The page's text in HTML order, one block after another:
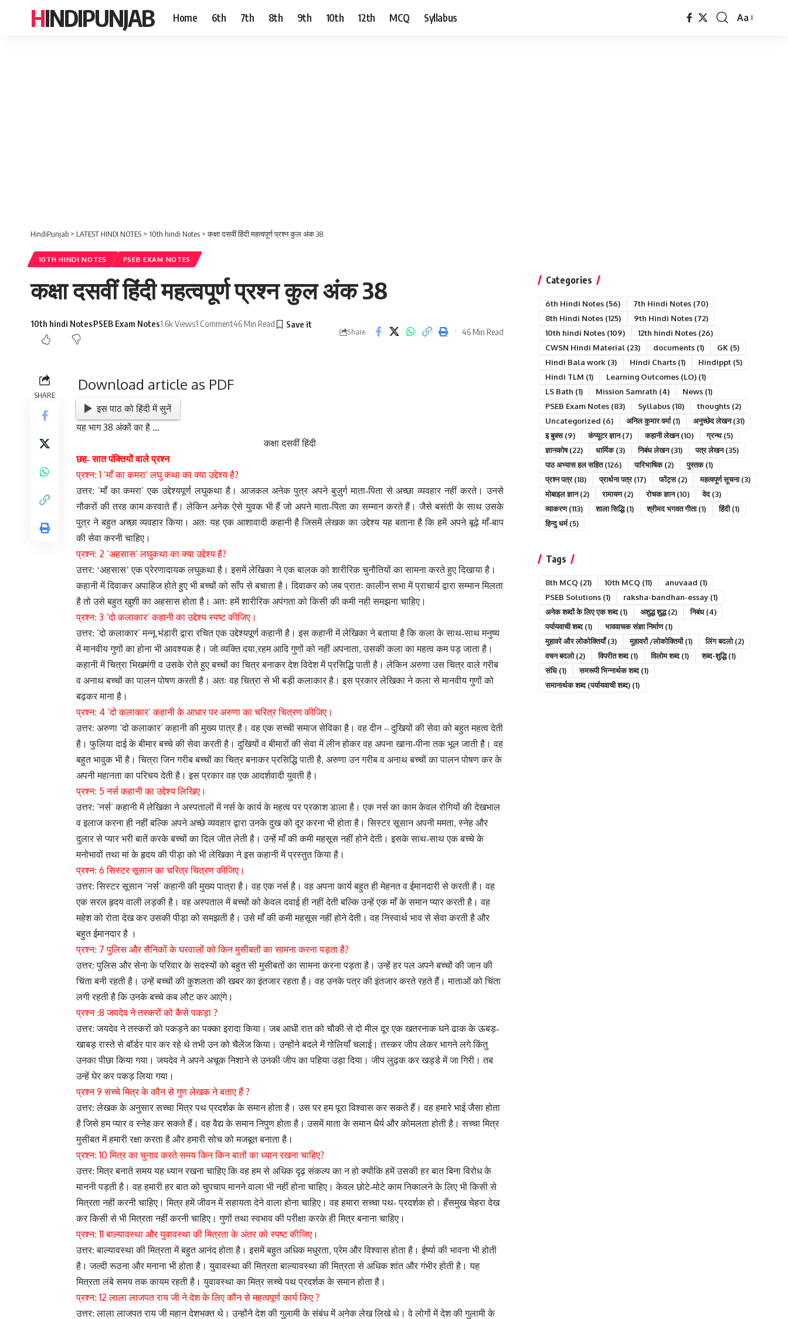
HINDIPUNJAB Home 6th 7th 8th 9th 10th 12th MCQ Syllabus
Font
Aa
HindiPunjab > LATEST HINDI NOTES > 10th hindi Notes >कक्षा दसवीं हिंदी महत्वपूर्ण प्रश्न कुल अंक 38
10TH HINDI NOTES PSEB EXAM NOTES
कक्षा दसवीं हिंदी महत्वपूर्ण प्रश्न कुल अंक 38
10th hindi NotesPSEB Exam Notes1.6k Views1 Comment46 Min Read
Share 46 Min Read
SHARE
Download article as PDF
इस पाठ को हिंदी में सुनें
यह भाग 38 अंकों का है …
कक्षा दसवीं हिंदी
छह- सात पंक्तियों वाले प्रश्न
प्रश्न:1 ‘माँ का कमरा‘लघु कथा का क्या उद्देश्य है?
उत्तर: ‘माँ का कमरा‘एक उद्देश्यपूर्ण लघुकथा है। आजकल अनेक पुत्र अपने बुज़ुर्ग माता-पिता से अच्छा व्यवहार नहीं करते। उनसे
नौकरों की तरह काम करवाते हैं। लेकिन अनेक ऐसे युवक भी हैं जो अपने माता-पिता का सम्मान करते हैं। जैसे बसंती के साथ उसके
पुत्र ने बहुत अच्छा व्यवहार किया। अतः यह एक आशावादी कहानी है जिसमें लेखक का उद्देश्य यह बताना है कि हमें अपने बूढ़े माँ-बाप
की सेवा करनी चाहिए।
प्रश्न: 2 ‘अहसास‘लघुकथा का क्या उद्देश्य है?
उत्तर: ‘अहसास’ एक प्रेरणादायक लघुकथा है। इसमें लेखिका ने एक बालक को शारीरिक चुनौतियों का सामना करते हुए दिखाया है।
कहानी में दिवाकर अपाहिज होते हुए भी बच्चों को साँप से बचाता है। दिवाकर को जब प्रातः कालीन सभा में प्राचार्य द्वारा सम्मान मिलता
है तो उसे बहुत खुशी का अहसास होता है। अतः हमें शारीरिक अपंगता को किसी की कमी नही समझना चाहिए।
प्रश्न: 3 ‘दो कलाकार‘कहानी का उद्देश्य स्पष्ट कीजिए।
उत्तर: ‘दो कलाकार‘मन्नू भंडारी द्वारा रचित एक उद्देश्यपूर्ण कहानी है। इस कहानी में लेखिका ने बताया है कि कला के साथ-साथ मनुष्य
में मानवीय गुणों का होना भी आवश्यक है। जो व्यक्ति दया,रहम आदि गुणों को नहीं अपनाता,उसकी कला का महत्व कम पड़ जाता है।
कहानी में चित्रा भिखमंगी व उसके रोते हुए बच्चों का चित्र बनाकर देश विदेश में प्रसिद्धि पाती है। लेकिन अरुणा उस चित्र वाले गरीब
व अनाथ बच्चों का पालन पोषण करती है। अतः वह चित्रा से भी बड़ी कलाकार है। इस प्रकार लेखिका ने कला से मानवीय गुणों को
बढ़कर माना है।
प्रश्न: 4 ‘दो कलाकार‘कहानी के आधार पर अरुणा का चरित्र चित्रण कीजिए।
उत्तर: अरुणा ‘दो कलाकार‘कहानी की मुख्य पात्र है। वह एक सच्ची समाज सेविका है। वह दीन – दुखियों की सेवा को बहुत महत्व देती
है। फुलिया दाई के बीमार बच्चे की सेवा करती है। दुखियों व बीमारों की सेवा में लीन होकर वह अपना खाना-पीना तक भूल जाती है। वह
बहुत भावुक भी है। चित्रा जिन गरीब बच्चों का चित्र बनाकर प्रसिद्धि पाती है, अरुणा उन गरीब व अनाथ बच्चों का पालन पोषण कर के
अपनी महानता का परिचय देती है। इस प्रकार वह एक आदर्शवादी युवती है।
प्रश्न: 5 नर्स कहानी का उद्देश्य लिखिए।
उत्तर: ‘नर्स‘कहानी में लेखिका ने अस्पतालों में नर्स के कार्य के महत्व पर प्रकाश डाला है। एक नर्स का काम केवल रोगियों की देखभाल
व इलाज करना ही नहीं बल्कि अपने अच्छे व्यवहार द्वारा उनके दुख को दूर करना भी होता है। सिस्टर सूसान अपनी ममता,स्नेह और
दुलार से प्यार भरी बातें करके बच्चों का दिल जीत लेती है। उन्हें माँ की कमी महसूस नहीं होने देती। इसके साथ-साथ एक बच्चे के
मनोभावों तथा मां के हृदय की पीड़ा को भी लेखिका ने इस कहानी में प्रस्तुत किया है।
प्रश्न: 6 सिस्टर सूसान का चरित्र चित्रण कीजिए।
उत्तर: सिस्टर सूसान ‘नर्स‘कहानी की मुख्य पात्रा है। वह एक नर्स है। वह अपना कार्य बहुत ही मेहनत व ईमानदारी से करती है। वह
एक सरल हृदय वाली लड़की है। वह अस्पताल में बच्चों को केवल दवाई ही नहीं देती बल्कि उन्हें एक माँ के समान प्यार करती है। वह
महेश को रोता देख कर उसकी पीड़ा को समझती है। उसे माँ की कमी महसूस नहीं होने देती। वह निस्वार्थ भाव से सेवा करती है और
बहुत ईमानदार है ।
प्रश्न: 7 पुलिस और सैनिकों के घरवालों को किन मुसीबतों का सामना करना पड़ता है?
उत्तर: पुलिस और सेना के परिवार के सदस्यों को बहुत सी मुसीबतों का सामना करना पड़ता है। उन्हें हर पल अपने बच्चों की जान की
चिंता बनी रहती है। उन्हें बच्चों की कुशलता की खबर का इंतजार रहता है। वह उनके पत्र की इंतजार करते रहते हैं। माताओं को चिंता
लगी रहती है कि उनके बच्चे कब लौट कर आएंगे।
प्रश्न :8 जयदेव ने तस्करों को कैसे पकड़ा ?
उत्तर: जयदेव ने तस्करों को पकड़ने का पक्का इरादा किया। जब आधी रात को चौकी से दो मील दूर एक खतरनाक घने ढाक के ऊबड़-
खाबड़ रास्ते से बॉर्डर पार कर रहे थे तभी उन को चैलेंज किया। उन्होंने बदले में गोलियाँ चलाई। तस्कर जीप लेकर भागने लगे किंतु
उनका पीछा किया गया। जयदेव ने अपने अचूक निशाने से उनकी जीप का पहिया उड़ा दिया। जीप लुढ़क कर खड्डे में जा गिरी। तब
उन्हें घेर कर पकड़ लिया गया।
प्रश्न9 सच्चे मित्र के कौन से गुण लेखक ने बताए हैं ?
उत्तर: लेखक के अनुसार सच्चा मित्र पथ प्रदर्शक के समान होता है। उस पर हम पूरा विश्वास कर सकते हैं। वह हमारे भाई जैसा होता
है जिसे हम प्यार व स्नेह कर सकते हैं। वह वैद्य के समान निपुण होता है। उसमें माता के समान धैर्य और कोमलता होती है। सच्चा मित्र
मुसीबत में हमारी रक्षा करता है और हमारी सोच को मजबूत बनाता है।
प्रश्न:10 मित्र का चुनाव करते समय किन किन बातों का ध्यान रखना चाहिए?
उत्तर: मित्र बनाते समय यह ध्यान रखना चाहिए कि वह हम से अधिक दृढ़ संकल्प का न हो क्योंकि हमें उसकी हर बात बिना विरोध के
माननी पड़ती है। वह हमारी हर बात को चुपचाप मानने वाला भी नहीं होना चाहिए। केवल छोटे-मोटे काम निकालने के लिए भी किसी से
मित्रता नहीं करनी चाहिए। मित्र हमें जीवन में सहायता देने वाला होना चाहिए। वह हमारा सच्चा पथ- प्रदर्शक हो। हँसमुख चेहरा देख
कर किसी से भी मित्रता नहीं करनी चाहिए। गुणों तथा स्वभाव की परीक्षा करके ही मित्र बनाना चाहिए।
प्रश्न:11 बाल्यावस्था और युवावस्था की मित्रता के अंतर को स्पष्ट कीजिए।
उत्तर: बाल्यावस्था की मित्रता में बहुत आनंद होता है। इसमें बहुत अधिक मधुरता,प्रेम और विश्वास होता है। ईर्ष्या की भावना भी होती
है। जल्दी रूठना और मनाना भी होता है। युवावस्था की मित्रता बाल्यावस्था की मित्रता से अधिक शांत और गंभीर होती है। यह
मित्रता लंबे समय तक कायम रहती है। युवावस्था का मित्र सच्चे पथ प्रदर्शक के समान होता है।
प्रश्न:12 लाला लाजपत राय जी ने देश के लिए कौन से महत्वपूर्ण कार्य किए ?
उत्तर: लाला लाजपत राय जी महान देशभक्त थे। उन्होंने देश की गुलामी के संबंध में अनेक लेख लिखे थे। वे लोगों में देश की गुलामी के
Categories
6th Hindi Notes(56) 7th Hindi Notes(70)
8th Hindi Notes(125) 9th Hindi Notes(72)
10th hindi Notes(109) 12th hindi Notes(26)
CWSN Hindi Material(23) documents(1) GK (5)
Hindi Bala work(3) Hindi Charts(1) Hindippt(5)
Hindi TLM (1) Learning Outcomes (LO)(1)
LS Bath (1) Mission Samrath (4) News(1)
PSEB Exam Notes(83) Syllabus(18) thoughts(2)
Uncategorized (6) अनिल कुमार वर्मा(1) अनुच्छेद लेखन(31)
इ बुक्स(9) कंप्यूटर ज्ञान(7) कहानी लेखन(10) ग्रन्थ(5)
ज्ञानकोष(22) धार्मिक(3) निबंध लेखन(31) पत्र लेखन(35)
पाठ अभ्यास हल सहित(126) पारिभाषिक(2) पुस्तक(1)
प्रश्न पत्र(18) प्रार्थना पत्र(17) फोंट्स(2) महत्वपूर्ण सूचना(3)
मोबाइल ज्ञान(2) रामायण(2) रोचक ज्ञान(10) वेद(3)
व्याकरण(113) शाला सिद्धि(1) श्रीमद भगवत गीता(1) हिंदी(1)
हिन्दु धर्म(5)
Tags
8th MCQ (21) 10th MCQ (11) anuvaad (1)
PSEB Solutions(1) raksha-bandhan-essay(1)
अनेक शब्दों के लिए एक शब्द(1) अशुद्ध शुद्ध(2) निबंध(4)
पर्यायवाची शब्द(1) भाववाचक संज्ञा निर्माण(1)
मुहावरे और लोकोक्तियाँ(3) मुहावरों /लोकोक्तियों(1) लिंग बदलो(2)
वचन बदलो(2) विपरीत शब्द(1) विलोम शब्द(1) शब्द-शुद्धि(1)
संधि(1) समरूपी भिन्नार्थक शब्द(1)
समानार्थक शब्द (पर्यायवाची शब्द)(1)